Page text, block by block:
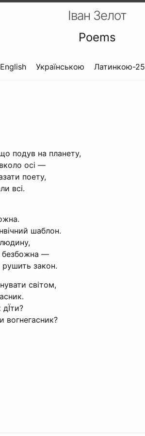
Іван Зелот
Poems
English Українською Латинкою-25
подув на планету,
осі —
поету,
всі.
шаблон.
безбожна —
закон.
світом,
вогнегасник?